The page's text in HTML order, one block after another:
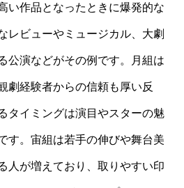
い作品となったときに爆発的な
レビューやミュージカル、大劇
公演などがその例です。月組は
劇経験者からの信頼も厚い反
タイミングは演目やスターの魅
す。宙組は若手の伸びや舞台美
人が増えており、取りやすい印